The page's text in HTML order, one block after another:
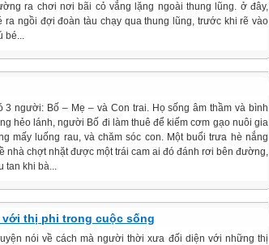
ra chơi nơi bãi cỏ vắng lặng ngoài thung lũng. ở đây,
ra ngồi đợi đoàn tàu chạy qua thung lũng, trước khi rẽ vào
bé...
3 người: Bố – Mẹ – và Con trai. Họ sống âm thầm và bình
hẻo lánh, người Bố đi làm thuê để kiếm cơm gạo nuôi gia
mấy luống rau, và chăm sóc con. Một buổi trưa hè nắng
nhà chợt nhặt được một trái cam ai đó đánh rơi bên đường,
tan khi bà...
thị phi trong cuộc sống
nói về cách mà người thời xưa đối diện với những thị